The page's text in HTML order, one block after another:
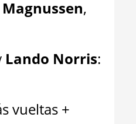
,
Lando Norris:
vueltas +